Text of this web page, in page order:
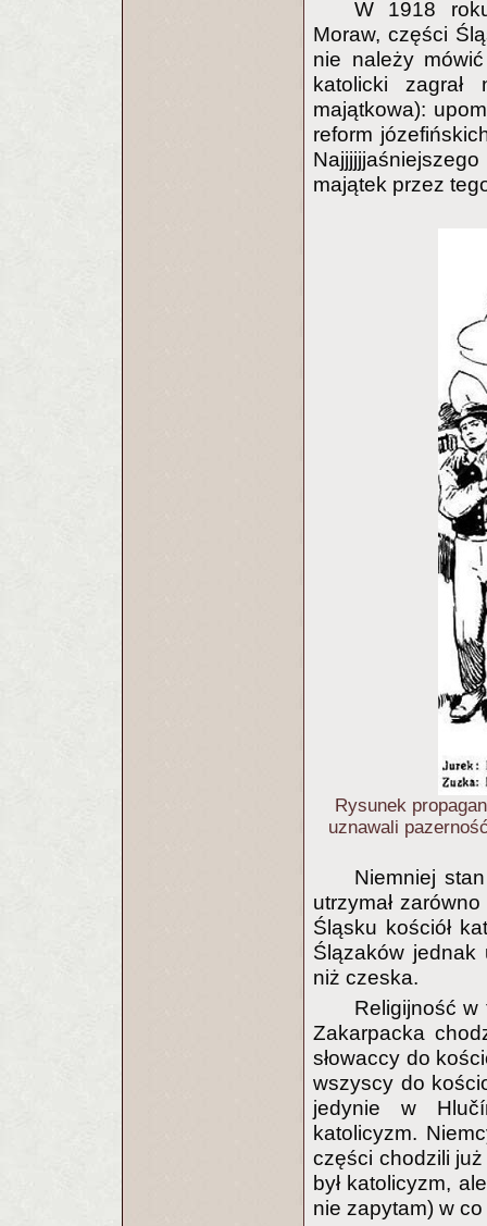
W 1918
Moraw, części
nie należy
katolicki
majątkowa):
reform
majątek przez
Rysunek
uznawali
Niemniej
utrzymał
Śląsku kościół
Ślązaków jednak
niż czeska.
Religijność w
Zakarpacka
słowaccy do
wszyscy do
jedynie w
katolicyzm.
części chodzili
był katolicyzm,
nie zapytam) w